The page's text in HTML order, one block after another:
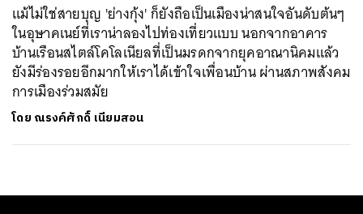
แม้ไม่ใช่สายบุญ 'ย่างกุ้ง' ก็ยังถือเป็นเมืองน่าสนใจอันดับต้นๆ
ในอุษาคเนย์ที่เราน่าลองไปท่องเที่ยวแบบ นอกจากอาคาร
บ้านเรือนสไตล์โคโลเนียลที่เป็นมรดกจากยุคอาณานิคมแล้ว
ยังมีร่องรอยอีกมากให้เราได้เข้าใจเพื่อนบ้าน ผ่านสภาพสังคม
การเมืองร่วมสมัย
โดย ณรงค์ศักดิ์ เนียมสอน